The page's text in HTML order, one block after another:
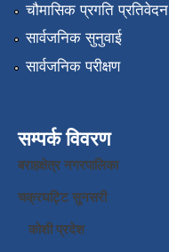
चौमासिक प्रगति प्रतिवेदन
सार्वजनिक सुनुवाई
सार्वजनिक परीक्षण
सम्पर्क विवरण
बराहक्षेत्र नगरपालिका
चक्रघट्टि सुनसरी
कोशी प्रदेश